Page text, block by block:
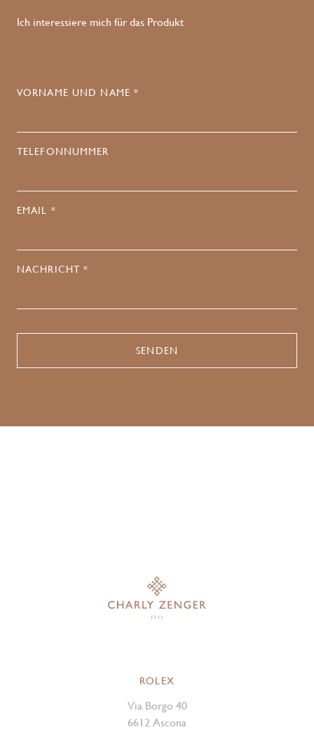
Ich interessiere mich für das Produkt
VORNAME UND NAME *
TELEFONNUMMER
EMAIL *
NACHRICHT *
ROLEX
Via Borgo 40
6612 Ascona